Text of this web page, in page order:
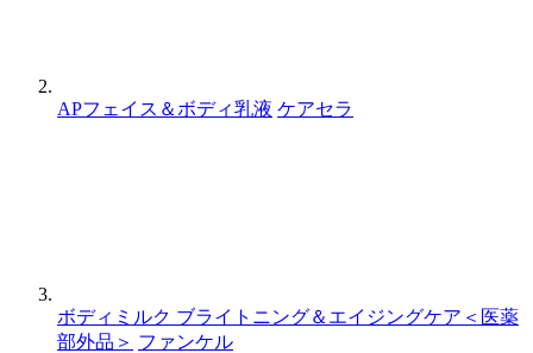
APフェイス＆ボディ乳液 ケアセラ
ボディミルク ブライトニング＆エイジングケア＜医薬
部外品＞ ファンケル